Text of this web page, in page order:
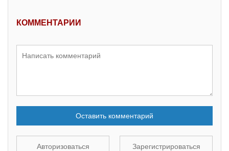
КОММЕНТАРИИ
Оставить комментарий
Авторизоваться Зарегистрироваться